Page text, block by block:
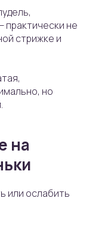
практически не
стрижке и
но
на
или ослабить